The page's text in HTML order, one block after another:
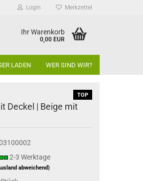
Login Merkzettel
Ihr Warenkorb
0,00 EUR
LADEN WER SIND WIR?
TOP
Deckel | Beige mit
2-3 Werktage
abweichend)